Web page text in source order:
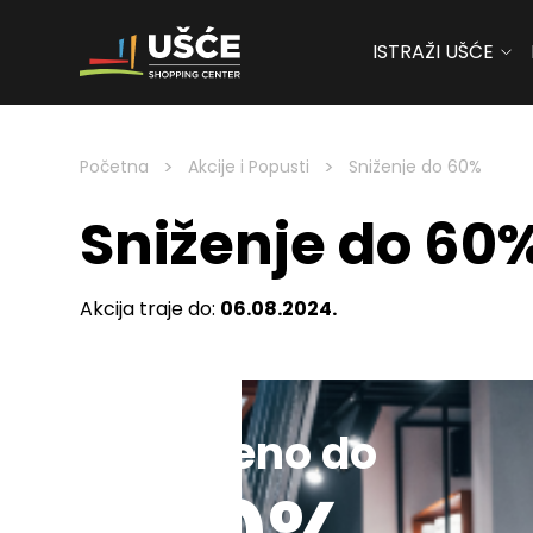
Skip to content
ISTRAŽI UŠĆE
Početna > Akcije i Popusti > Sniženje do 60%
Sniženje do
Akcija traje do: 06.08.2024.
Sniženo do